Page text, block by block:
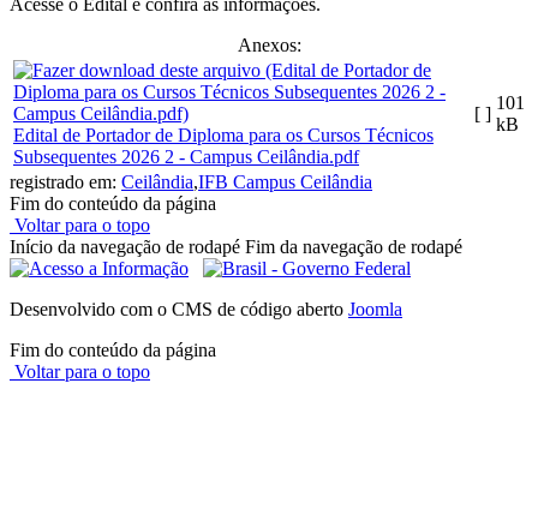
Acesse o Edital e confira as informações.
Anexos:
Edital de Portador de Diploma para os Cursos Técnicos
Subsequentes 2026 2 - Campus Ceilândia.pdf
[ ]
101
kB
registrado em: Ceilândia,IFB Campus Ceilândia
Fim do conteúdo da página
Voltar para o topo
Início da navegação de rodapé Fim da navegação de rodapé
Desenvolvido com o CMS de código aberto Joomla
Fim do conteúdo da página
Voltar para o topo